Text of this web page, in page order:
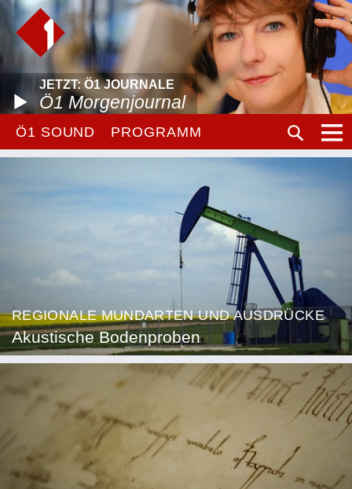
JETZT: Ö1 JOURNALE
Ö1 Morgenjournal
Ö1 SOUND PROGRAMM
REGIONALE MUNDARTEN UND AUSDRÜCKE
Akustische Bodenproben